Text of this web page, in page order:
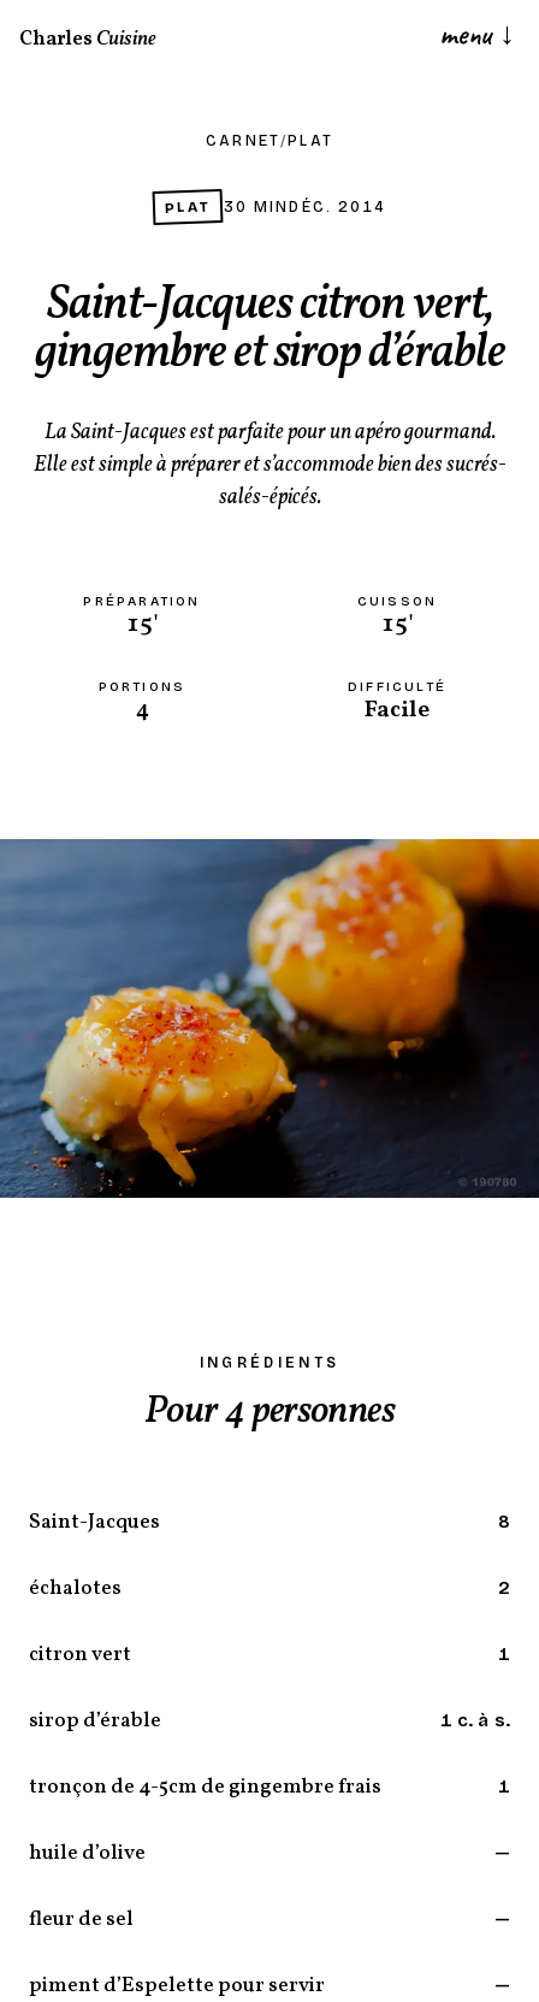
CharlesCuisine menu ↓
CARNET/ PLAT
PLAT 30 MINDÉC. 2014
Saint-Jacques citron vert,
gingembre et sirop d’érable
La Saint-Jacques est parfaite pour un apéro gourmand.
Elle est simple à préparer et s’accommode bien des sucrés-
salés-épicés.
PRÉPARATION
15'
CUISSON
15'
PORTIONS
4
DIFFICULTÉ
Facile
INGRÉDIENTS
Pour 4 personnes
Saint-Jacques 8
échalotes 2
citron vert 1
sirop d’érable 1 c. à s.
tronçon de 4-5cm de gingembre frais 1
huile d’olive —
fleur de sel —
piment d’Espelette pour servir —